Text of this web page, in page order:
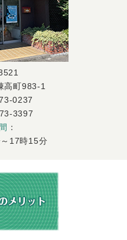
高町983-1
0237
3397
：
17時15分